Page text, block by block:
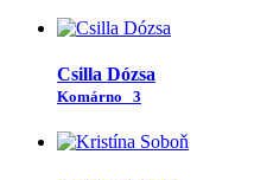
Csilla Dózsa
Komárno 3